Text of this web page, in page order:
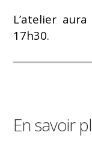
L’atelier
17h30.
En savoir